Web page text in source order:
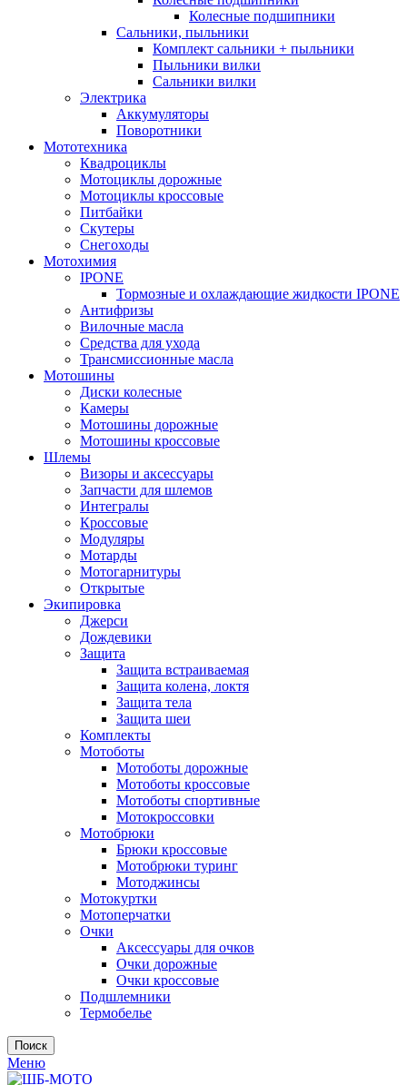
Колесные подшипники
Сальники, пыльники
Комплект сальники + пыльники
Пыльники вилки
Сальники вилки
Электрика
Аккумуляторы
Поворотники
Мототехника
Квадроциклы
Мотоциклы дорожные
Мотоциклы кроссовые
Питбайки
Скутеры
Снегоходы
Мотохимия
IPONE
Тормозные и охлаждающие жидкости IPONE
Антифризы
Вилочные масла
Средства для ухода
Трансмиссионные масла
Мотошины
Диски колесные
Камеры
Мотошины дорожные
Мотошины кроссовые
Шлемы
Визоры и аксессуары
Запчасти для шлемов
Интегралы
Кроссовые
Модуляры
Мотарды
Мотогарнитуры
Открытые
Экипировка
Джерси
Дождевики
Защита
Защита встраиваемая
Защита колена, локтя
Защита тела
Защита шеи
Комплекты
Мотоботы
Мотоботы дорожные
Мотоботы кроссовые
Мотоботы спортивные
Мотокроссовки
Мотобрюки
Брюки кроссовые
Мотобрюки туринг
Мотоджинсы
Мотокуртки
Мотоперчатки
Очки
Аксессуары для очков
Очки дорожные
Очки кроссовые
Подшлемники
Термобелье
Поиск
Меню